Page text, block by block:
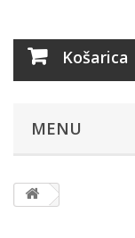
Košarica
MENU